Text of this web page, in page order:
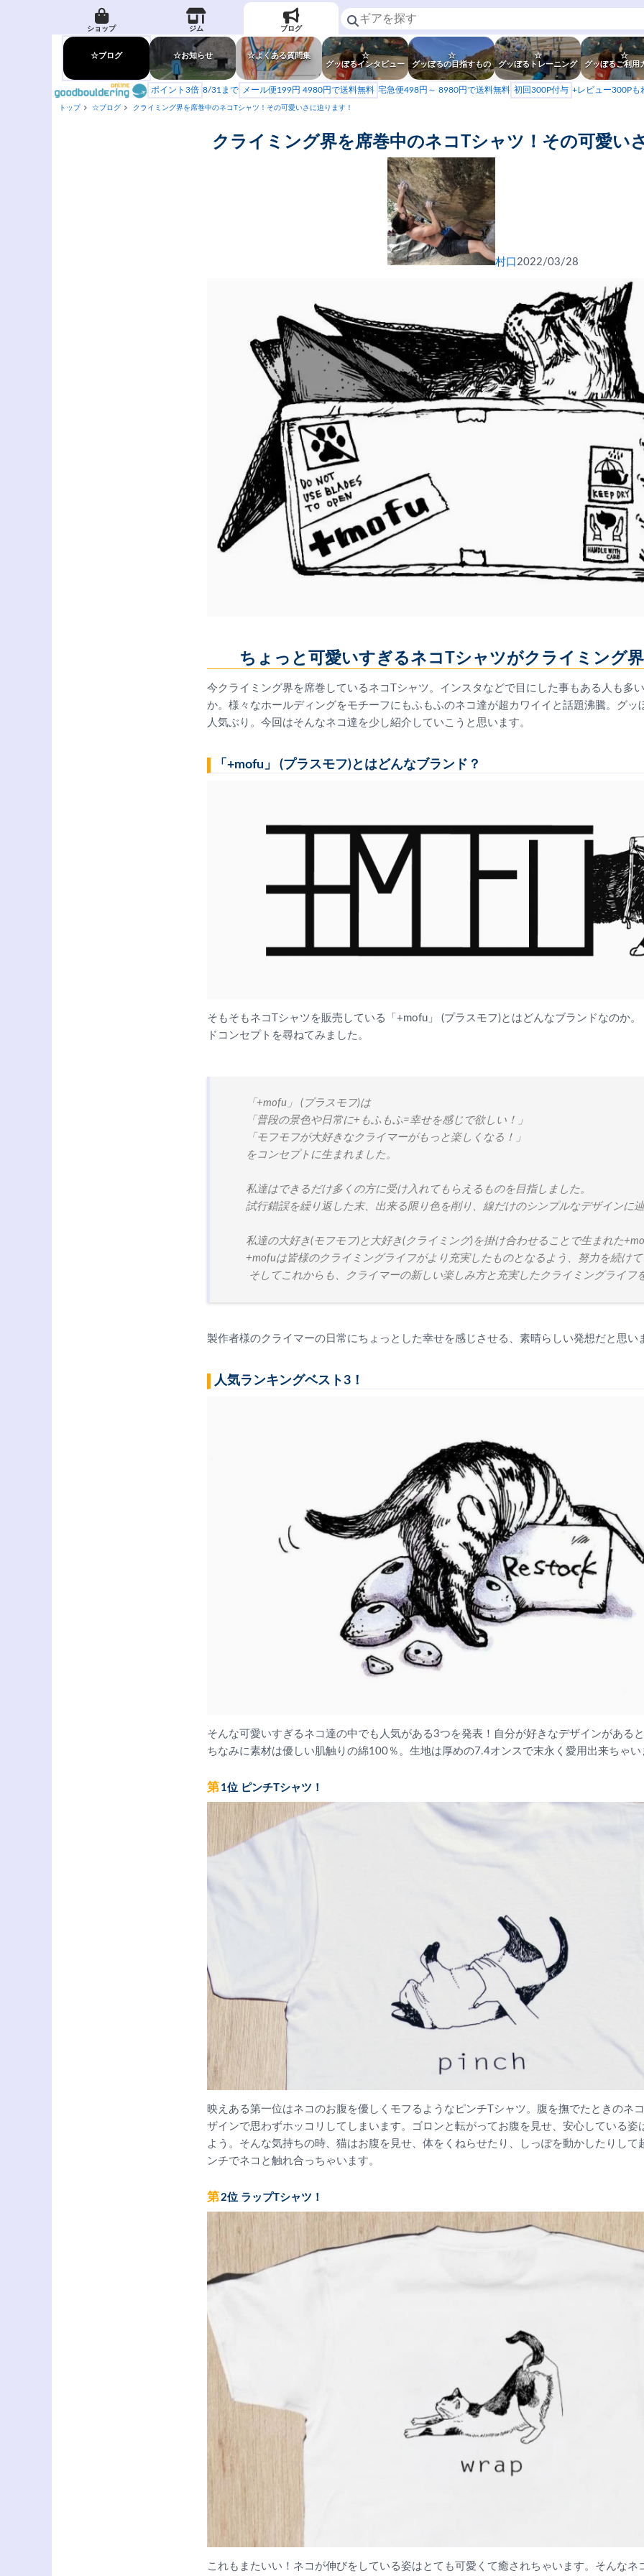
ショップ ジム ブログ
☆ブログ ☆お知らせ ☆よくある質問集
☆
グッぼるインタビュー
☆
グッぼるの目指すもの
☆
グッぼるトレーニング
☆
グッぼるご利用
ポイント3倍 8/31まで メール便199円 4980円で送料無料 宅急便498円～ 8980円で送料無料 初回300P付与 +レビュー300Pも
トップ ☆ブログ クライミング界を席巻中のネコTシャツ！その可愛いさに迫ります！
クライミング界を席巻中のネコTシャツ！その可愛い
村口 2022/03/28
ちょっと可愛いすぎるネコTシャツがクライミング
今クライミング界を席巻しているネコTシャツ。インスタなどで目にした事もある人も多
か。様々なホールディングをモチーフにもふもふのネコ達が超カワイイと話題沸騰。グッ
人気ぶり。今回はそんなネコ達を少し紹介していこうと思います。
「+mofu」 (プラスモフ)とはどんなブランド？
そもそもネコTシャツを販売している「+mofu」 (プラスモフ)とはどんなブランドなのか
ドコンセプトを尋ねてみました。
「+mofu」 (プラスモフ)は
「普段の景色や日常に+もふもふ=幸せを感じで欲しい！」
「モフモフが大好きなクライマーがもっと楽しくなる！」
をコンセプトに生まれました。
私達はできるだけ多くの方に受け入れてもらえるものを目指しました。
試行錯誤を繰り返した末、出来る限り色を削り、線だけのシンプルなデザインに
私達の大好き(モフモフ)と大好き(クライミング)を掛け合わせることで生まれた
+mofuは皆様のクライミングライフがより充実したものとなるよう、努力を続け
そしてこれからも、クライマーの新しい楽しみ方と充実したクライミングライフ
製作者様のクライマーの日常にちょっとした幸せを感じさせる、素晴らしい発想だと思い
人気ランキングベスト3！
そんな可愛いすぎるネコ達の中でも人気がある3つを発表！自分が好きなデザインがある
ちなみに素材は優しい肌触りの綿100％。生地は厚めの7.4オンスで末永く愛用出来ちゃい
第1位 ピンチTシャツ！
映えある第一位はネコのお腹を優しくモフるようなピンチTシャツ。腹を撫でたときのネ
ザインで思わずホッコリしてしまいます。ゴロンと転がってお腹を見せ、安心している姿
よう。そんな気持ちの時、猫はお腹を見せ、体をくねらせたり、しっぽを動かしたりして
ンチでネコと触れ合っちゃいます。
第2位 ラップTシャツ！
これもまたいい！ネコが伸びをしている姿はとても可愛くて癒されちゃいます。そんなネ